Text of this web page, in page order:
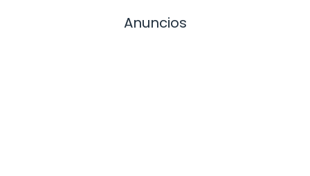
Anuncios